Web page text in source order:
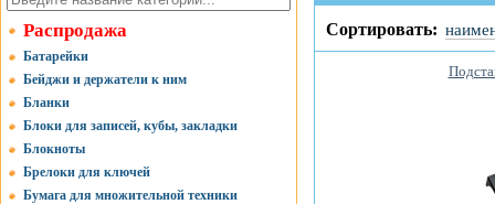
Распродажа
Батарейки
Бейджи и держатели к ним
Бланки
Блоки для записей, кубы, закладки
Блокноты
Брелоки для ключей
Бумага для множительной техники
Сортировать: